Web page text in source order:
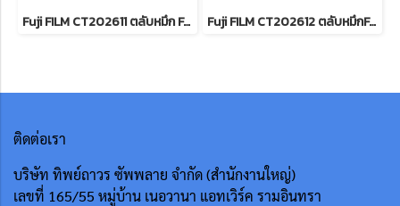
Fuji FILM CT202611 ตลับหมึก For DocuPrint CP315dw/ CM315z หมึกพิมพ์เลเซอร์โทนเนอร์สีฟ้า รับประกันศูนย์บริการของแท้แน่นอน Fuji FILM CT202612 ตลับหมึกFor DocuPrint CP315dw/ CM315z หมึกพิมพ์เลเซอร์โทนเนอร์สีแดง รับประกันศูนย์บริการของแท้แน่นอน
ติดต่อเรา
บริษัท ทิพย์ถาวร ซัพพลาย จำกัด (สำนักงานใหญ่)
เลขที่ 165/55 หมู่บ้าน เนอวานา แอทเวิร์ค รามอินทรา